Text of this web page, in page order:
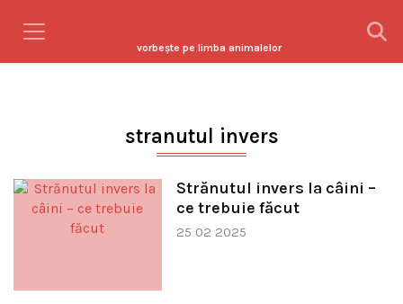
vorbeşte pe limba animalelor
stranutul invers
Strănutul invers la câini –
ce trebuie făcut
25 02 2025